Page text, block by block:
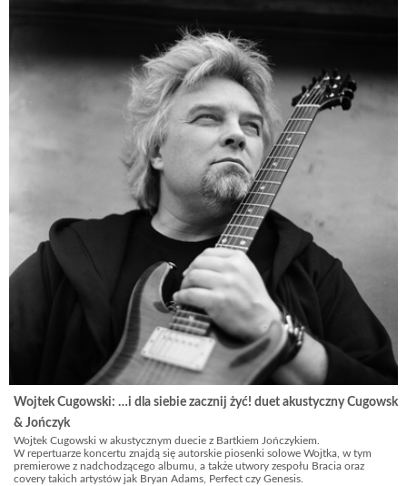
Jeśli chcecie zobaczyć jak postaci z filmu wychodzą na deski teatralne –
Wojtek Cugowski: …i dla siebie zacznij żyć! duet akustyczny Cugowski
& Jończyk
Wojtek Cugowski w akustycznym duecie z Bartkiem Jończykiem.
W repertuarze koncertu znajdą się autorskie piosenki solowe Wojtka, w tym
premierowe z nadchodzącego albumu, a także utwory zespołu Bracia oraz
covery takich artystów jak Bryan Adams, Perfect czy Genesis.